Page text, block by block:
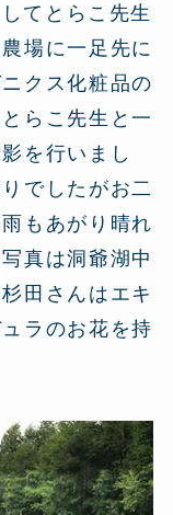
てとらこ先生
場に一足先に
クス化粧品の
らこ先生と一
を行いまし
でしたがお二
もあがり晴れ
真は洞爺湖中
田さんはエキ
ラのお花を持